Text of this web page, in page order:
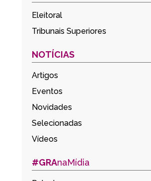
Eleitoral
Tribunais Superiores
NOTÍCIAS
Artigos
Eventos
Novidades
Selecionadas
Vídeos
#GRAnaMídia